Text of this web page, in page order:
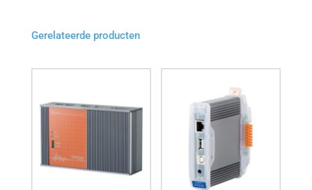
Gerelateerde producten